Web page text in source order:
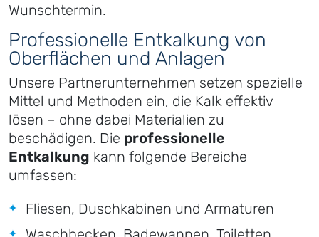
Wunschtermin.
Professionelle Entkalkung von
Oberflächen und Anlagen
Unsere Partnerunternehmen setzen spezielle
Mittel und Methoden ein, die Kalk effektiv
lösen – ohne dabei Materialien zu
beschädigen. Die professionelle
Entkalkung kann folgende Bereiche
umfassen:
Fliesen, Duschkabinen und Armaturen